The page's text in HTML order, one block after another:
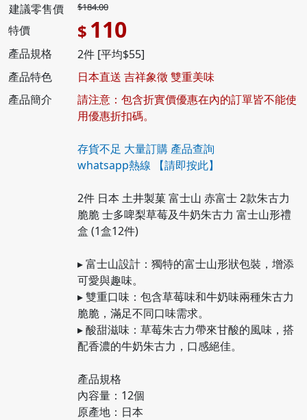
建議零售價 $184.00
特價 $ 110
產品規格
2件 [平均$55]
產品特色
日本直送 吉祥象徵 雙重美味
產品簡介
請注意：包含折實價優惠在內的訂單皆不能使
用優惠折扣碼。
存貨不足 大量訂購 產品查詢
whatsapp熱線
【請即按此】
2件 日本 土井製菓 富士山 赤富士 2款朱古力
脆脆 士多啤梨草莓及牛奶朱古力 富士山形禮
盒 (1盒12件)
▸ 富士山設計：獨特的富士山形狀包裝，增添
可愛與趣味。
▸ 雙重口味：包含草莓味和牛奶味兩種朱古力
脆脆，滿足不同口味需求。
▸ 酸甜滋味：草莓朱古力帶來甘酸的風味，搭
配香濃的牛奶朱古力，口感絕佳。
產品規格
內容量：12個
原產地：日本